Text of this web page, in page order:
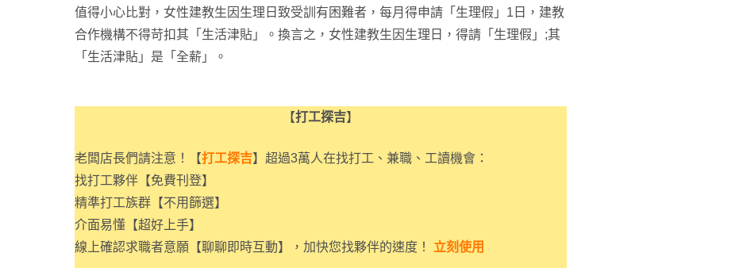
值得小心比對，女性建教生因生理日致受訓有困難者，每月得申請「生理假」1日，建教
合作機構不得苛扣其「生活津貼」。換言之，女性建教生因生理日，得請「生理假」;其
「生活津貼」是「全薪」。
【打工探吉】
老闆店長們請注意！【打工探吉】超過3萬人在找打工、兼職、工讀機會：
找打工夥伴【免費刊登】
精準打工族群【不用篩選】
介面易懂【超好上手】
線上確認求職者意願【聊聊即時互動】，加快您找夥伴的速度！ 立刻使用